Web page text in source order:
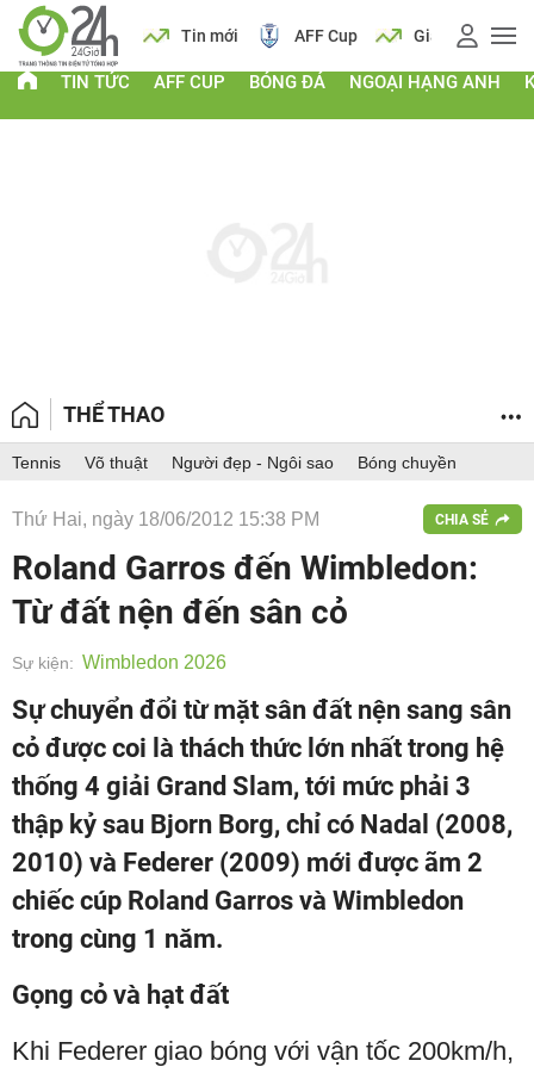
Lịch Tin mới AFF Cup Giá vàng
TIN TỨC AFF CUP BÓNG ĐÁ NGOẠI HẠNG ANH
THỂ THAO
Tennis Võ thuật Người đẹp - Ngôi sao Bóng chuyền
Thứ Hai, ngày 18/06/2012 15:38 PM CHIA SẺ
Roland Garros đến Wimbledon:
Từ đất nện đến sân cỏ
Sự kiện: Wimbledon 2026
Sự chuyển đổi từ mặt sân đất nện sang sân
cỏ được coi là thách thức lớn nhất trong hệ
thống 4 giải Grand Slam, tới mức phải 3
thập kỷ sau Bjorn Borg, chỉ có Nadal (2008,
2010) và Federer (2009) mới được ãm 2
chiếc cúp Roland Garros và Wimbledon
trong cùng 1 năm.
Gọng cỏ và hạt đất
Khi Federer giao bóng với vận tốc 200km/h,